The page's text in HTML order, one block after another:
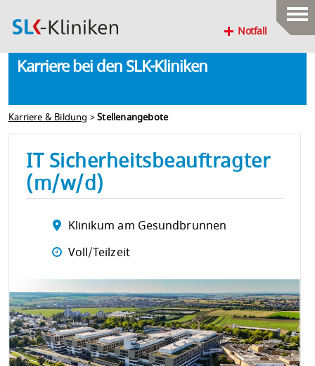
Notfall
Karriere bei den SLK-Kliniken
Karriere & Bildung >Stellenangebote
IT Sicherheitsbeauftragter
(m/w/d)
Klinikum am Gesundbrunnen
Voll/Teilzeit